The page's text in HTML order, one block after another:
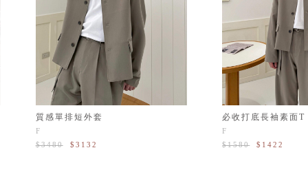
質感單排短外套
F
$3480
$3132
必收打底長袖素面T
F
$1580
$1422